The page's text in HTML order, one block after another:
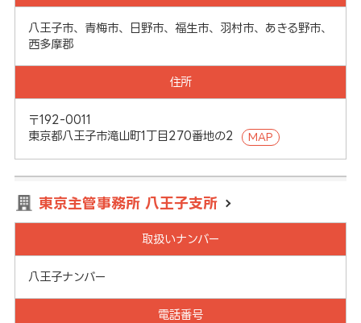
八王子市、青梅市、日野市、福生市、羽村市、あきる野市、
西多摩郡
住所
〒192-0011
東京都八王子市滝山町1丁目270番地の2
MAP
東京主管事務所 八王子支所
取扱いナンバー
八王子ナンバー
電話番号